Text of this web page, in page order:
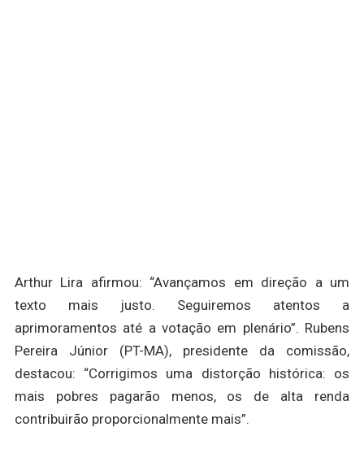
Arthur Lira afirmou: “Avançamos em direção a um
texto mais justo. Seguiremos atentos a
aprimoramentos até a votação em plenário”. Rubens
Pereira Júnior (PT-MA), presidente da comissão,
destacou: “Corrigimos uma distorção histórica: os
mais pobres pagarão menos, os de alta renda
contribuirão proporcionalmente mais”.